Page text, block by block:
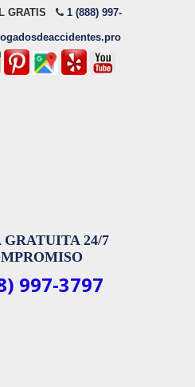
GRATIS 1 (888) 997-
GRATUITA 24/7
997-3797